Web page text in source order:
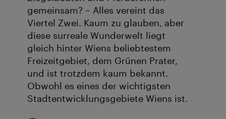
gemeinsam? – Alles vereint das
Viertel Zwei. Kaum zu glauben, aber
diese surreale Wunderwelt liegt
gleich hinter Wiens beliebtestem
Freizeitgebiet, dem Grünen Prater,
und ist trotzdem kaum bekannt.
Obwohl es eines der wichtigsten
Stadtentwicklungsgebiete Wiens ist.